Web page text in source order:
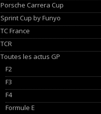
Porsche Carrera Cup
Sprint Cup by Funyo
TC France
TCR
Toutes les actus GP
F2
F3
F4
Formule E